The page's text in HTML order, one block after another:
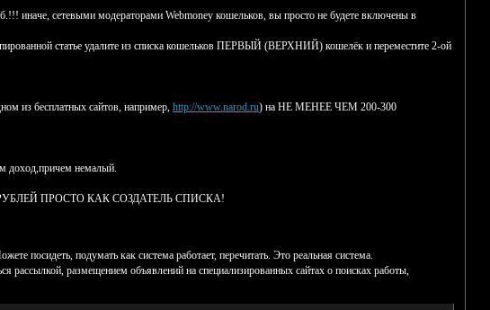
сетевыми модераторами Webmoney кошельков, вы просто не будете включены в
статье удалите из списка кошельков ПЕРВЫЙ (ВЕРХНИЙ) кошелёк и переместите 2-ой
из бесплатных сайтов, например, http://www.narod.ru) на НЕ МЕНЕЕ ЧЕМ 200-300
доход,причем немалый.
ПРОСТО КАК СОЗДАТЕЛЬ СПИСКА!
как система работает, перечитать. Это реальная система.
рассылкой, размещением объявлений на специализированных сайтах о поисках работы,